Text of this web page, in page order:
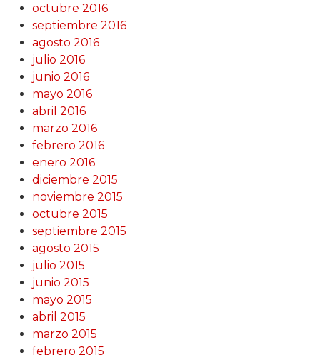
octubre 2016
septiembre 2016
agosto 2016
julio 2016
junio 2016
mayo 2016
abril 2016
marzo 2016
febrero 2016
enero 2016
diciembre 2015
noviembre 2015
octubre 2015
septiembre 2015
agosto 2015
julio 2015
junio 2015
mayo 2015
abril 2015
marzo 2015
febrero 2015